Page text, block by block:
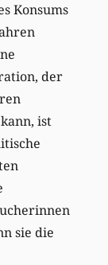
Konsums
der
ist
sie die